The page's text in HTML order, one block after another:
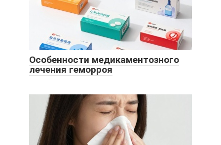
Особенности медикаментозного
лечения геморроя